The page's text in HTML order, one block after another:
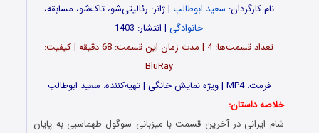
نام کارگردان: سعید ابوطالب | ژانر: رئالیتی‌شو، تاک‌شو، مسابقه،
خانوادگی | انتشار: 1403
تعداد قسمت‌ها: 4 | مدت زمان این قسمت: 68 دقیقه | کیفیت:
BluRay
فرمت: MP4 | ویژه نمایش خانگی | تهیه‌کننده: سعید ابوطالب
خلاصه داستان:
شام ایرانی در آخرین قسمت با میزبانی سوگول طهماسبی به پایان